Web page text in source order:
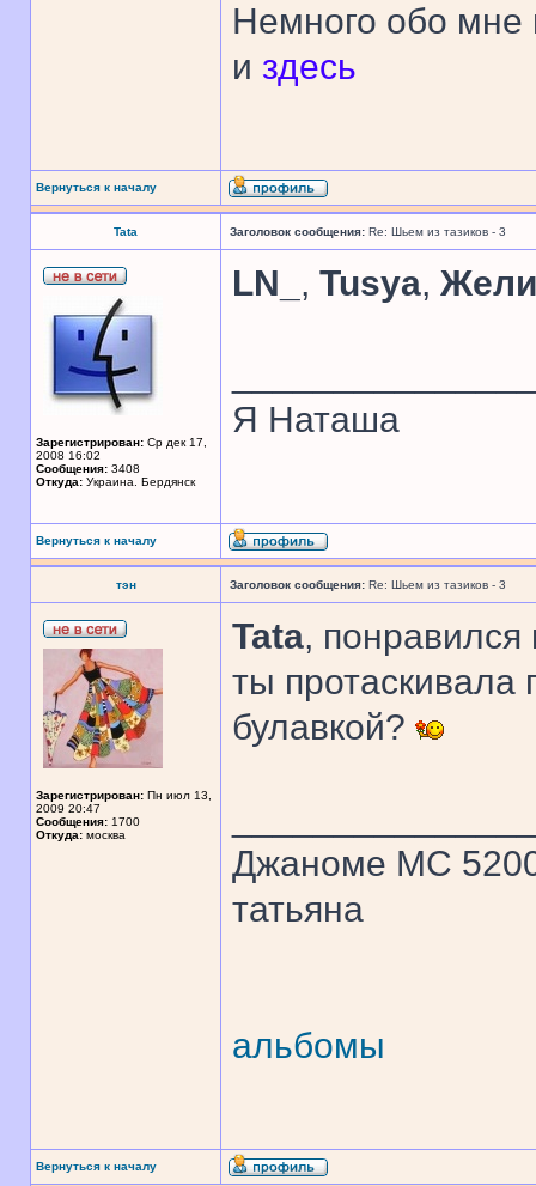
Немного обо
и здесь
Вернуться к началу
Tata Заголовок сообщения: Re: Шьем из тазиков - 3
Зарегистрирован: Ср дек 17,
2008 16:02
Сообщения: 3408
Откуда: Украина. Бердянск
LN_ , Tusya,
Я Наташа
Вернуться к началу
тэн Заголовок сообщения: Re: Шьем из тазиков - 3
Зарегистрирован: Пн июл 13,
2009 20:47
Сообщения: 1700
Откуда: москва
Tata,
ты протаскивала
булавкой?
Джаноме МС
татьяна
альбомы
Вернуться к началу